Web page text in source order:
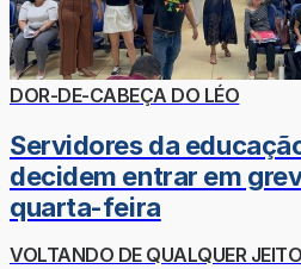
DOR-DE-CABEÇA DO LÉO
Servidores da
decidem entrar em
quarta-feira
VOLTANDO DE QUALQUER JEITO